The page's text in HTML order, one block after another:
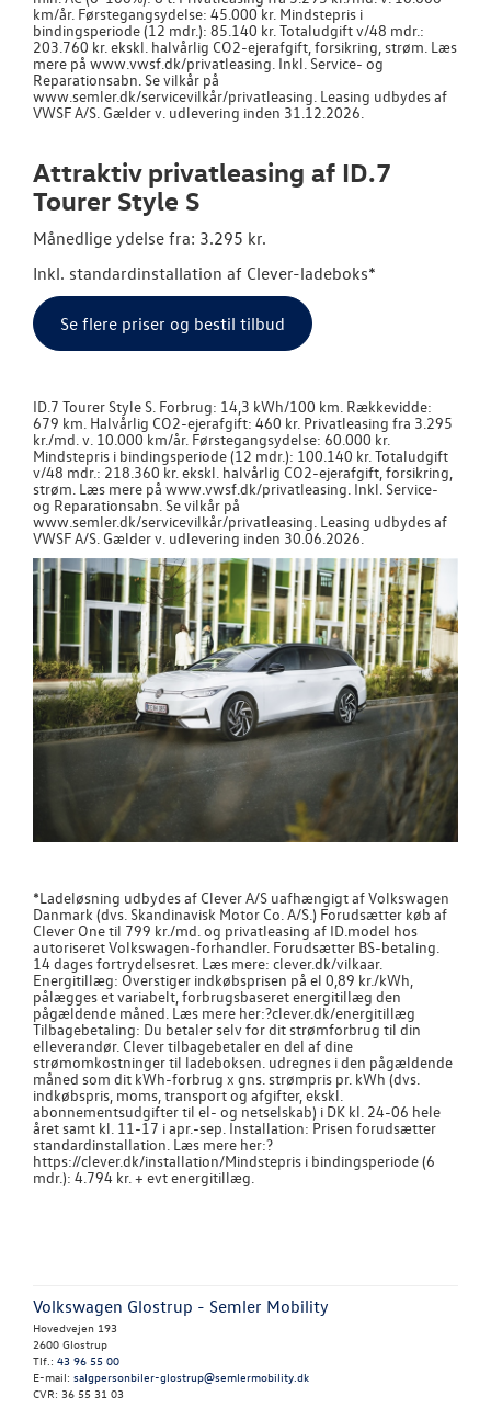
km/år. Førstegangsydelse: 45.000 kr. Mindstepris i
bindingsperiode (12 mdr.): 85.140 kr. Totaludgift v/48 mdr.:
203.760 kr. ekskl. halvårlig CO2-ejerafgift, forsikring, strøm. Læs
mere på www.vwsf.dk/privatleasing. Inkl. Service- og
Reparationsabn. Se vilkår på
www.semler.dk/servicevilkår/privatleasing. Leasing udbydes af
VWSF A/S. Gælder v. udlevering inden 31.12.2026.
Attraktiv privatleasing af ID.7
Tourer Style S
Månedlige ydelse fra: 3.295 kr.
Inkl. standardinstallation af Clever-ladeboks*
Se flere priser og bestil tilbud
ID.7 Tourer Style S. Forbrug: 14,3 kWh/100 km. Rækkevidde:
679 km. Halvårlig CO2-ejerafgift: 460 kr. Privatleasing fra 3.295
kr./md. v. 10.000 km/år. Førstegangsydelse: 60.000 kr.
Mindstepris i bindingsperiode (12 mdr.): 100.140 kr. Totaludgift
v/48 mdr.: 218.360 kr. ekskl. halvårlig CO2-ejerafgift, forsikring,
strøm. Læs mere på www.vwsf.dk/privatleasing. Inkl. Service-
og Reparationsabn. Se vilkår på
www.semler.dk/servicevilkår/privatleasing. Leasing udbydes af
VWSF A/S. Gælder v. udlevering inden 30.06.2026.
*Ladeløsning udbydes af Clever A/S uafhængigt af Volkswagen
Danmark (dvs. Skandinavisk Motor Co. A/S.) Forudsætter køb af
Clever One til 799 kr./md. og privatleasing af ID.model hos
autoriseret Volkswagen-forhandler. Forudsætter BS-betaling.
14 dages fortrydelsesret. Læs mere: clever.dk/vilkaar.
Energitillæg: Overstiger indkøbsprisen på el 0,89 kr./kWh,
pålægges et variabelt, forbrugsbaseret energitillæg den
pågældende måned. Læs mere her:?clever.dk/energitillæg
Tilbagebetaling: Du betaler selv for dit strømforbrug til din
elleverandør. Clever tilbagebetaler en del af dine
strømomkostninger til ladeboksen. udregnes i den pågældende
måned som dit kWh-forbrug x gns. strømpris pr. kWh (dvs.
indkøbspris, moms, transport og afgifter, ekskl.
abonnementsudgifter til el- og netselskab) i DK kl. 24-06 hele
året samt kl. 11-17 i apr.-sep. Installation: Prisen forudsætter
standardinstallation. Læs mere her:?
https://clever.dk/installation/Mindstepris i bindingsperiode (6
mdr.): 4.794 kr. + evt energitillæg.
Volkswagen Glostrup - Semler Mobility
Hovedvejen 193
2600 Glostrup
Tlf.: 43 96 55 00
E-mail: salgpersonbiler-glostrup@semlermobility.dk
CVR: 36 55 31 03